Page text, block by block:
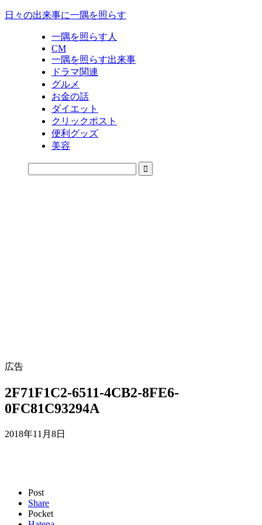
日々の出来事に一隅を照らす
一隅を照らす人
CM
一隅を照らす出来事
ドラマ関連
グルメ
お金の話
ダイエット
クリックポスト
便利グッズ
美容
広告
2F71F1C2-6511-4CB2-8FE6-
0FC81C93294A
2018年11月8日
Post
Share
Pocket